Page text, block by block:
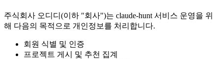
주식회사 오디디(이하 "회사")는 claude-hunt 서비스 운영을 위
해 다음의 목적으로 개인정보를 처리합니다.
회원 식별 및 인증
프로젝트 게시 및 추천 집계